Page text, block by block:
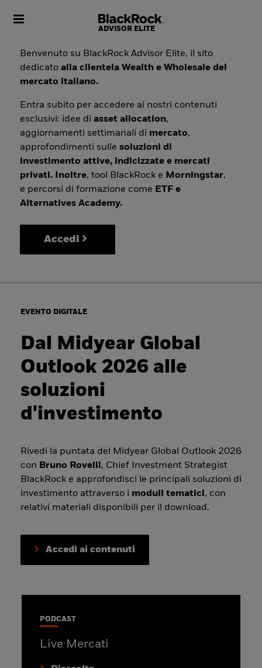
Toggle navigation
Benvenuto su BlackRock Advisor Elite, il sito
dedicatoalla clientela Wealth e Wholesale del
mercato italiano.
Entra subito per accedere ai nostri contenuti
esclusivi: idee diasset allocation,
aggiornamenti settimanali di mercato,
approfondimenti sullesoluzioni di
investimento attive, indicizzate e mercati
privati. Inoltre, tool BlackRock e Morningstar,
e percorsi di formazione come ETF e
Alternatives Academy.
Accedi
EVENTO DIGITALE
Dal Midyear Global
Outlook 2026 alle
soluzioni
d'investimento
Rivedi la puntata del Midyear Global Outlook 2026
con Bruno Rovelli, Chief Investment Strategist
BlackRock e approfondisci le principali soluzioni di
investimento attraverso i moduli tematici, con
relativi materiali disponibili per il download.
Accedi ai contenuti
PODCAST
Live Mercati